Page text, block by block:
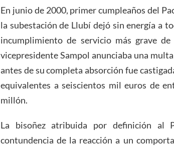
En junio de 2000, primer cumpleaños del
la subestación de Llubí dejó sin energía a
incumplimiento de servicio más grave
vicepresidente Sampol anunciaba una
antes de su completa absorción fue
equivalentes a seiscientos mil euros de
millón.
La bisoñez atribuida por definición al
contundencia de la reacción a un